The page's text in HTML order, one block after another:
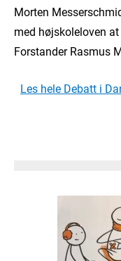
Morten
med højskoleloven
Forstander Rasmus
Les hele Debatt i